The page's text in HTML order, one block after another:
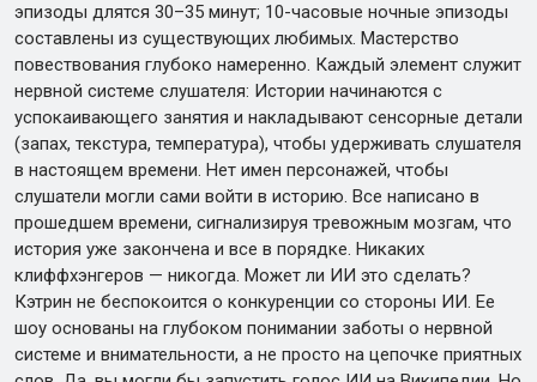
эпизоды длятся 30–35 минут; 10-часовые ночные эпизоды
составлены из существующих любимых. Мастерство
повествования глубоко намеренно. Каждый элемент служит
нервной системе слушателя: Истории начинаются с
успокаивающего занятия и накладывают сенсорные детали
(запах, текстура, температура), чтобы удерживать слушателя
в настоящем времени. Нет имен персонажей, чтобы
слушатели могли сами войти в историю. Все написано в
прошедшем времени, сигнализируя тревожным мозгам, что
история уже закончена и все в порядке. Никаких
клиффхэнгеров — никогда. Может ли ИИ это сделать?
Кэтрин не беспокоится о конкуренции со стороны ИИ. Ее
шоу основаны на глубоком понимании заботы о нервной
системе и внимательности, а не просто на цепочке приятных